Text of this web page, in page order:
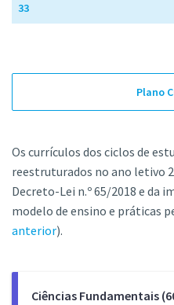
33
Plano
Os currículos dos ciclos de
reestruturados no ano letivo
Decreto-Lei n.º 65/2018 e da
modelo de ensino e práticas
anterior).
Ciências Fundamentais